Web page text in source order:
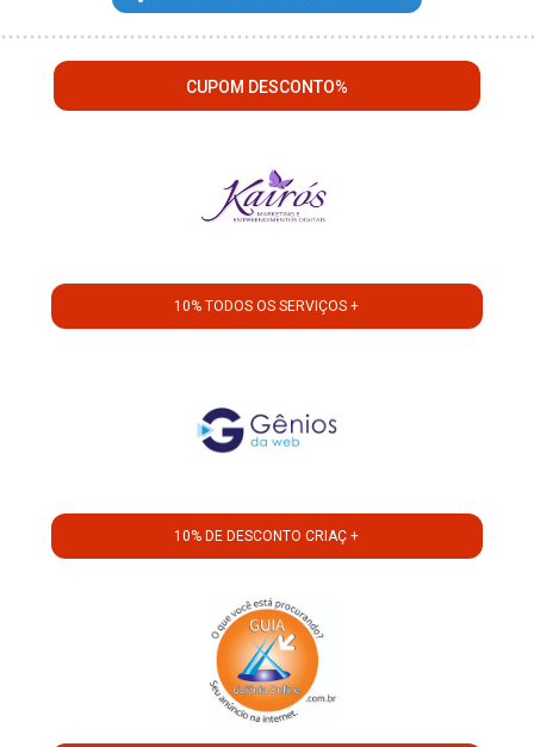
CUPOM DESCONTO%
10% TODOS OS SERVIÇOS +
10% DE DESCONTO CRIAÇ +